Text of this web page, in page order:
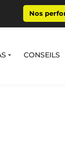
Nos
CONSEILS